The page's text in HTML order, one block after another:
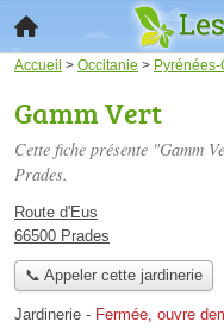
Accueil > Occitanie >
Gamm Vert
Cette fiche présente "Gamm
Prades.
Route d'Eus
66500 Prades
📞 Appeler cette jardinerie
Jardinerie - Fermée, ouvre